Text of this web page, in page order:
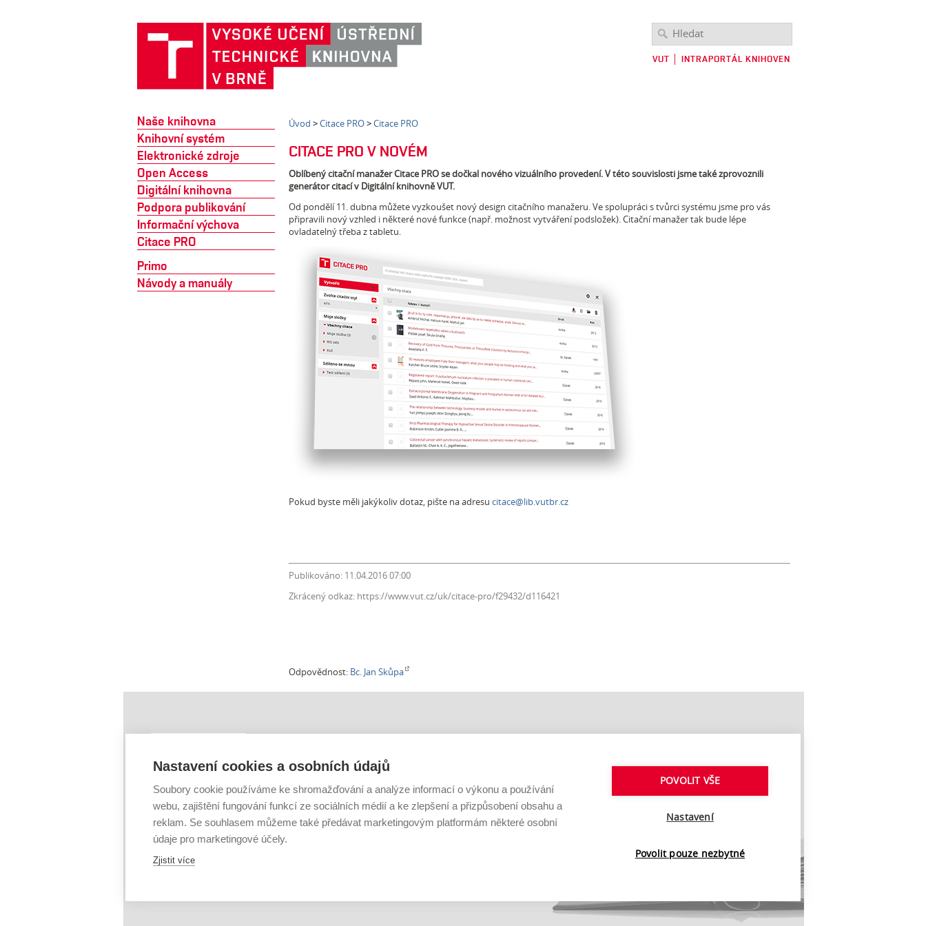
VUT INTRAPORTÁL KNIHOVEN
Naše knihovna
Knihovní systém
Elektronické zdroje
Open Access
Digitální knihovna
Podpora publikování
Informační výchova
Citace PRO
Primo
Návody a manuály
Úvod >Citace PRO>Citace PRO
CITACE PRO V NOVÉM
Oblíbený citační manažer Citace PRO se dočkal nového vizuálního provedení. V této souvislosti jsme také zprovoznili
generátor citací v Digitální knihovně VUT.
Od pondělí 11. dubna můžete vyzkoušet nový design citačního manažeru. Ve spolupráci s tvůrci systému jsme pro vás
připravili nový vzhled i některé nové funkce (např. možnost vytváření podsložek). Citační manažer tak bude lépe
ovladatelný třeba z tabletu.
Pokud byste měli jakýkoliv dotaz, pište na adresu citace@lib.vutbr.cz
Publikováno: 11.04.2016 07:00
Zkrácený odkaz: https://www.vut.cz/uk/citace-pro/f29432/d116421
Odpovědnost: Bc. Jan Skůpa
Sigla: BOD009
E-mail:info@lib.vutbr.cz
Kolejní 2906/4
612 00 Brno
Open Access a fond
Informační vzdělávání
Primo a katalog
Publikování
Nastavení cookies a osobních údajů
Soubory cookie používáme ke shromažďování a analýze informací o výkonu a používání
webu, zajištění fungování funkcí ze sociálních médií a ke zlepšení a přizpůsobení obsahu a
reklam. Se souhlasem můžeme také předávat marketingovým platformám některé osobní
údaje pro marketingové účely.
Zjistit více
POVOLIT VŠE
Nastavení
Povolit pouze nezbytné